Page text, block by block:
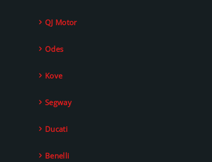
QJ Motor
Odes
Kove
Segway
Ducati
Benelli